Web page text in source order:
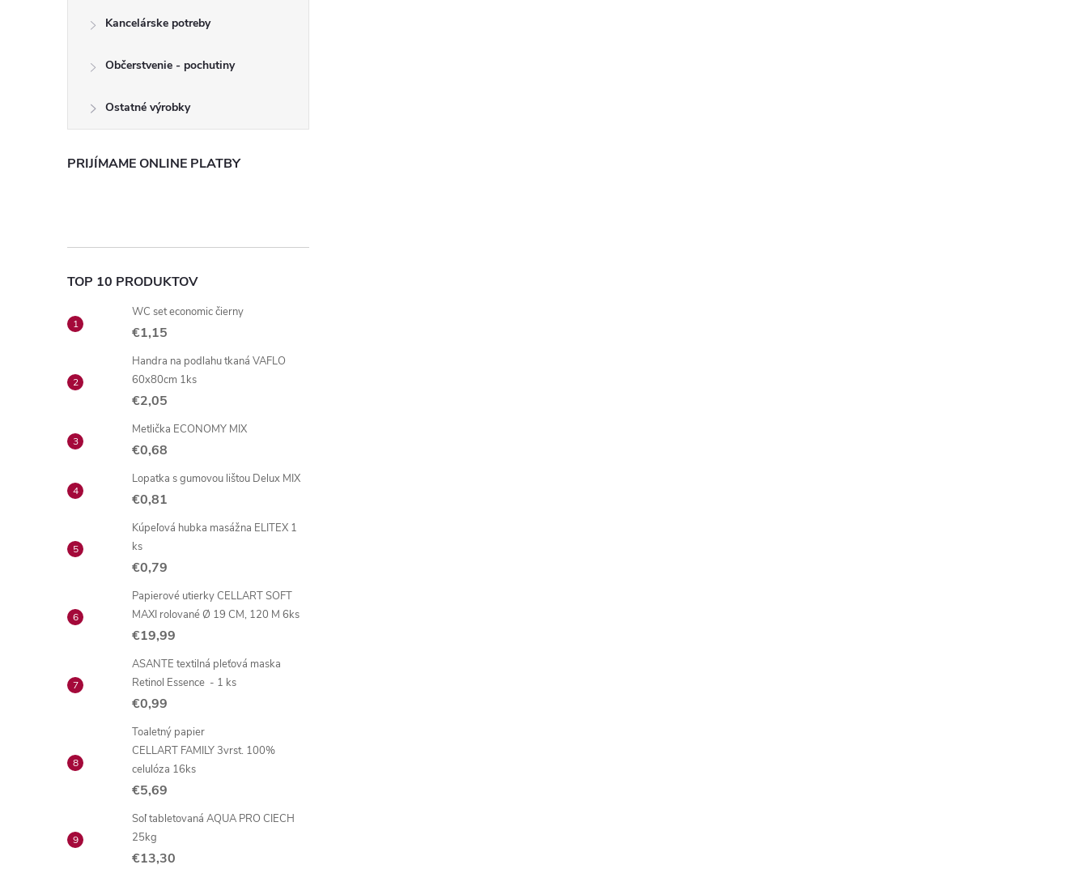
Kancelárske potreby
Občerstvenie - pochutiny
Ostatné výrobky
PRIJÍMAME ONLINE PLATBY
TOP 10 PRODUKTOV
WC set economic čierny
€1,15
Handra na podlahu tkaná VAFLO
60x80cm 1ks
€2,05
Metlička ECONOMY MIX
€0,68
Lopatka s gumovou lištou Delux MIX
€0,81
Kúpeľová hubka masážna ELITEX 1
ks
€0,79
Papierové utierky CELLART SOFT
MAXI rolované Ø 19 CM, 120 M 6ks
€19,99
ASANTE textilná pleťová maska
Retinol Essence - 1 ks
€0,99
Toaletný papier
CELLART FAMILY 3vrst. 100%
celulóza 16ks
€5,69
Soľ tabletovaná AQUA PRO CIECH
25kg
€13,30